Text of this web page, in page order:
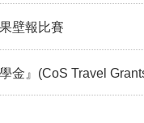
壁報比賽
金』(CoS Travel